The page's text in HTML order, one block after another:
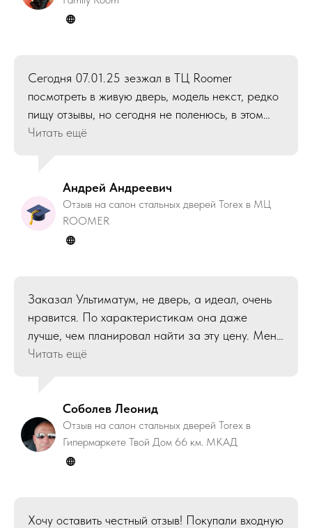
Сегодня 07.01.25 зезжал в ТЦ Roomer
посмотреть в живую дверь, модель некст, редко
пищу отзывы, но сегодня не поленюсь, в этом
салоне работает девушка Ольга, которая
впечатлением, в других салонах сидят
сотрудники - не рыба ни мясо!
★★★★★ (5 из 5)
Читать ещё
Андрей Андреевич
Отзыв на салон стальных дверей Torex в МЦ
ROOMER
Заказал Ультиматум, не дверь, а идеал, очень
нравится. По характеристикам она даже
лучше, чем планировал найти за эту цену. Меня
детально в салоне проконсультировали,
★★★★★ (5 из 5)
Читать ещё
Соболев Леонид
Отзыв на салон стальных дверей Torex в
Гипермаркете Твой Дом 66 км. МКАД
Хочу оставить честный отзыв! Покупали входную